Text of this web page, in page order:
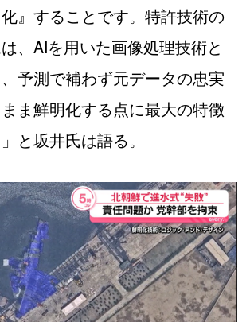
』することです。特許技術の
、AIを用いた画像処理技術と
予測で補わず元データの忠実
ま鮮明化する点に最大の特徴
と坂井氏は語る。